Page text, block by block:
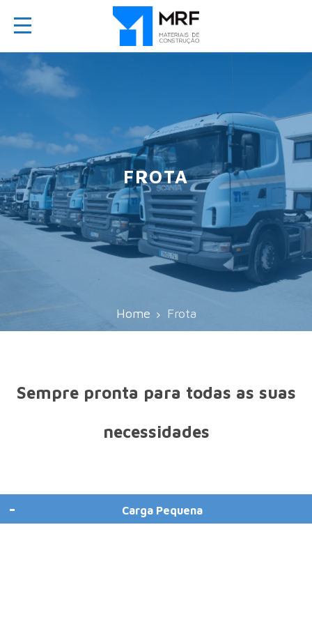
FROTA
Home Frota
Sempre pronta para todas as suas
necessidades
Carga Pequena